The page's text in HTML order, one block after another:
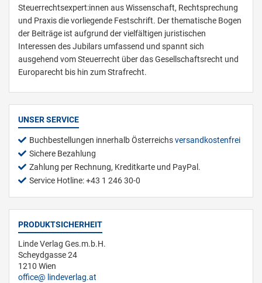
Steuerrechtsexpert:innen aus Wissenschaft, Rechtsprechung
und Praxis die vorliegende Festschrift. Der thematische Bogen
der Beiträge ist aufgrund der vielfältigen juristischen
Interessen des Jubilars umfassend und spannt sich
ausgehend vom Steuerrecht über das Gesellschaftsrecht und
Europarecht bis hin zum Strafrecht.
UNSER SERVICE
Buchbestellungen innerhalb Österreichsversandkostenfrei
Sichere Bezahlung
Zahlung per Rechnung, Kreditkarte und PayPal.
Service Hotline: +43 1 246 30-0
PRODUKTSICHERHEIT
Linde Verlag Ges.m.b.H.
Scheydgasse 24
1210 Wien
office
lindeverlag.at